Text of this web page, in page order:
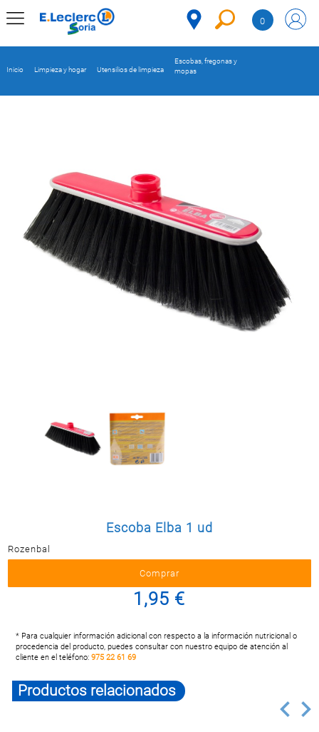
0
DESAYUNO
BEBIDAS
Inicio Limpieza y hogar Utensilios de limpieza
Escobas, fregonas y
mopas
Escoba Elba 1 ud
Rozenbal
1,95 €
* Para cualquier información adicional con respecto a la información nutricional o
procedencia del producto, puedes consultar con nuestro equipo de atención al
cliente en el teléfono:975 22 61 69
Productos relacionados